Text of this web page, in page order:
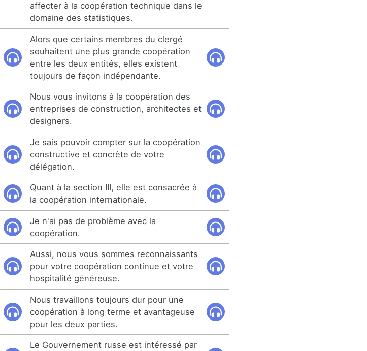
affecter à la coopération technique dans le
domaine des statistiques.
Alors que certains membres du clergé
souhaitent une plus grande coopération
entre les deux entités, elles existent
toujours de façon indépendante.
Nous vous invitons à la coopération des
entreprises de construction, architectes et
designers.
Je sais pouvoir compter sur la coopération
constructive et concrète de votre
délégation.
Quant à la section III, elle est consacrée à
la coopération internationale.
Je n'ai pas de problème avec la
coopération.
Aussi, nous vous sommes reconnaissants
pour votre coopération continue et votre
hospitalité généreuse.
Nous travaillons toujours dur pour une
coopération à long terme et avantageuse
pour les deux parties.
Le Gouvernement russe est intéressé par